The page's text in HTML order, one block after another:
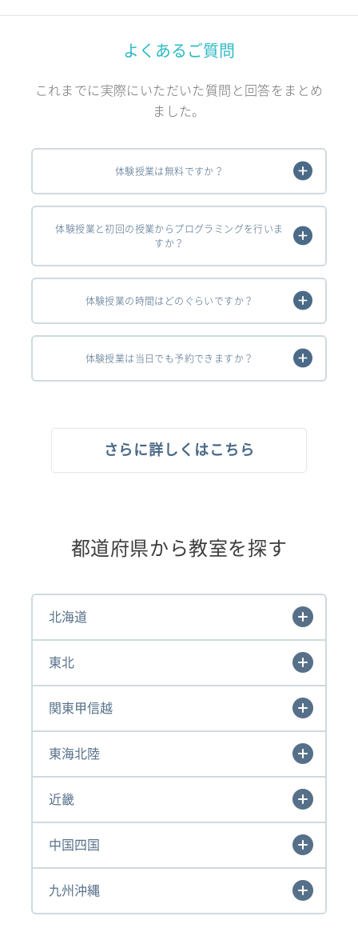
よくあるご質問
これまでに実際にいただいた質問と回答をまとめ
ました。
体験授業は無料ですか？
体験授業と初回の授業からプログラミングを行いま
すか？
体験授業の時間はどのぐらいですか？
体験授業は当日でも予約できますか？
さらに詳しくはこちら
都道府県から教室を探す
北海道
東北
関東甲信越
東海北陸
近畿
中国四国
九州沖縄